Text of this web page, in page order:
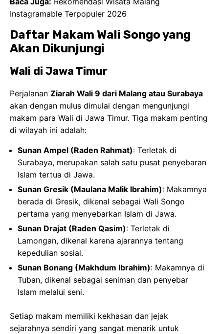
di wilayah ini adalah:
Surabaya, merupakan salah satu pusat penyebaran
Islam tertua di Jawa.
Sunan Gresik (Maulana Malik Ibrahim)
berada di Gresik, dikenal sebagai Wali Songo
pertama yang menyebarkan Islam di Jawa.
Sunan Drajat (Raden Qasim): Terletak di
Lamongan, dikenal karena ajarannya tentang
kepedulian sosial.
Tuban, dikenal sebagai seniman dan penyebar
Islam melalui seni.
Setiap makam memiliki kekhasan dan jejak
sejarahnya sendiri yang sangat menarik untuk
disimak. Luangkan waktu sejenak untuk merenungkan
perjuangan luhur mereka.
Wali di Jawa Tengah
Setelah menuntaskan perjalanan di Jawa Timur,
rombongan akan melanjutkan safari spiritual ke Jawa
Tengah untuk mengunjungi empat Wali Songo lainnya:
Sunan Muria (Raden Umar Said): Makamnya
berada di puncak Gunung Muria, Kudus, dikenal